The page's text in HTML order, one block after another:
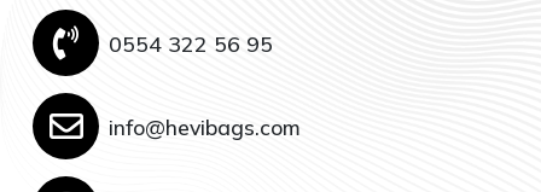
0554 322 56 95
info@hevibags.com